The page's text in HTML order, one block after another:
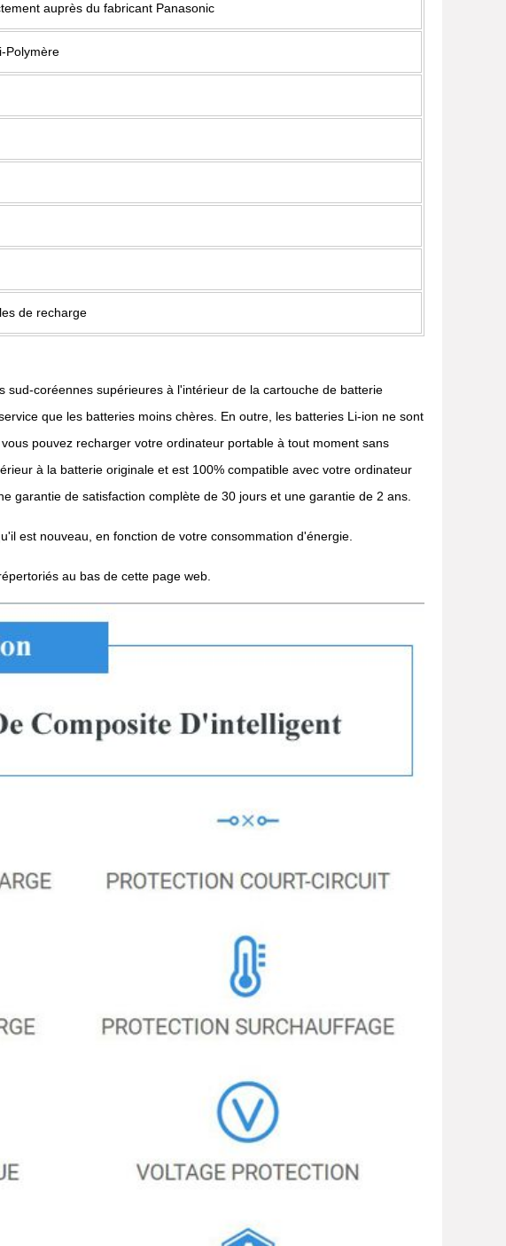
auprès du fabricant Panasonic
Polymère
de recharge
sud-coréennes supérieures à l'intérieur de la cartouche de batterie
que les batteries moins chères. En outre, les batteries Li-ion ne sont
pouvez recharger votre ordinateur portable à tout moment sans
à la batterie originale et est 100% compatible avec votre ordinateur
garantie de satisfaction complète de 30 jours et une garantie de 2 ans.
est nouveau, en fonction de votre consommation d'énergie.
au bas de cette page web.